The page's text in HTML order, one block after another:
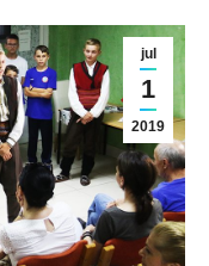
jul
1
2019